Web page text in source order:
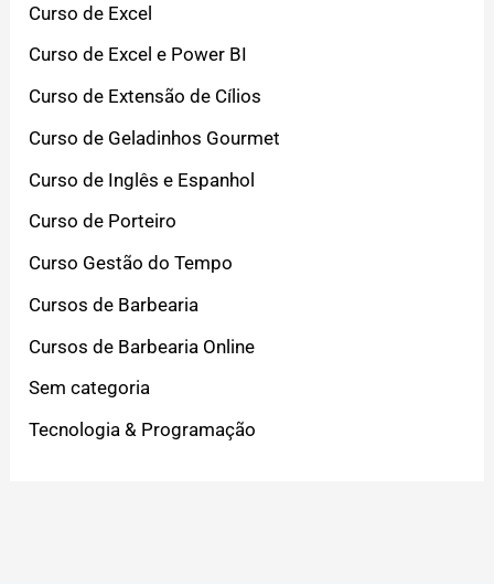
Curso de Excel
Curso de Excel e Power BI
Curso de Extensão de Cílios
Curso de Geladinhos Gourmet
Curso de Inglês e Espanhol
Curso de Porteiro
Curso Gestão do Tempo
Cursos de Barbearia
Cursos de Barbearia Online
Sem categoria
Tecnologia & Programação